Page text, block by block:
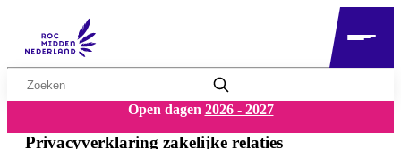
Zoekwoord
Open dagen 2026 - 2027
Privacyverklaring zakelijke relaties